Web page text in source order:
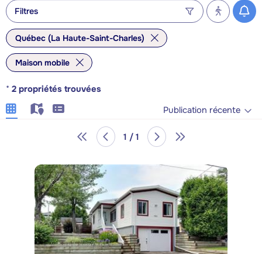
Filtres
Québec (La Haute-Saint-Charles)
Maison mobile
* 2 propriétés trouvées
Publication récente
1 / 1